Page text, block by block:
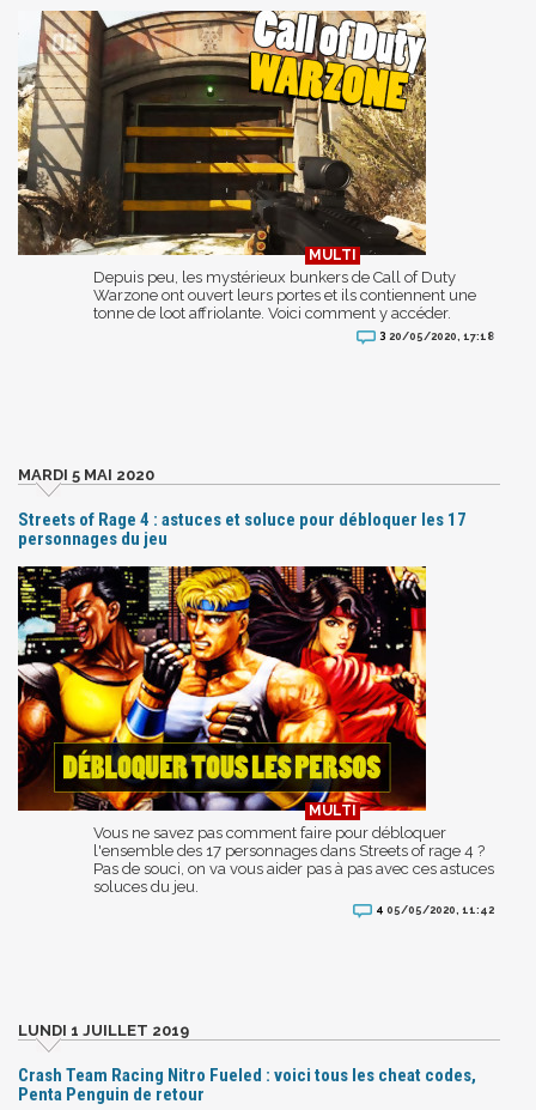
Depuis peu, les mystérieux bunkers de Call of Duty
Warzone ont ouvert leurs portes et ils contiennent une
tonne de loot affriolante. Voici comment y accéder.
3 20/05/2020, 17:18
MARDI 5 MAI 2020
Streets of Rage 4 : astuces et soluce pour débloquer les 17
personnages du jeu
Vous ne savez pas comment faire pour débloquer
l'ensemble des 17 personnages dans Streets of rage 4 ?
Pas de souci, on va vous aider pas à pas avec ces astuces
soluces du jeu.
4 05/05/2020, 11:42
LUNDI 1 JUILLET 2019
Crash Team Racing Nitro Fueled : voici tous les cheat codes,
Penta Penguin de retour